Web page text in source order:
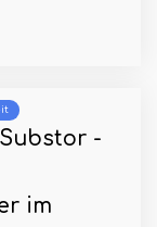
-
im